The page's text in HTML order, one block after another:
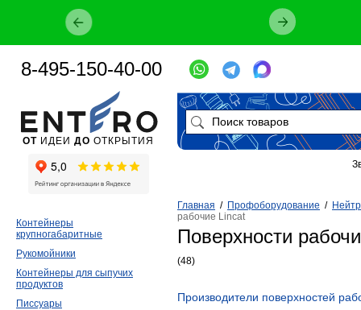
Главная / Профоборудование /
рабочие Lincat
Поверхности
(48)
Производители поверхностей
Контейнеры
крупногабаритные
Рукомойники
Контейнеры для сыпучих
продуктов
Писсуары
ОТ ИДЕИ ДО ОТКРЫТИЯ
8-495-150-40-00